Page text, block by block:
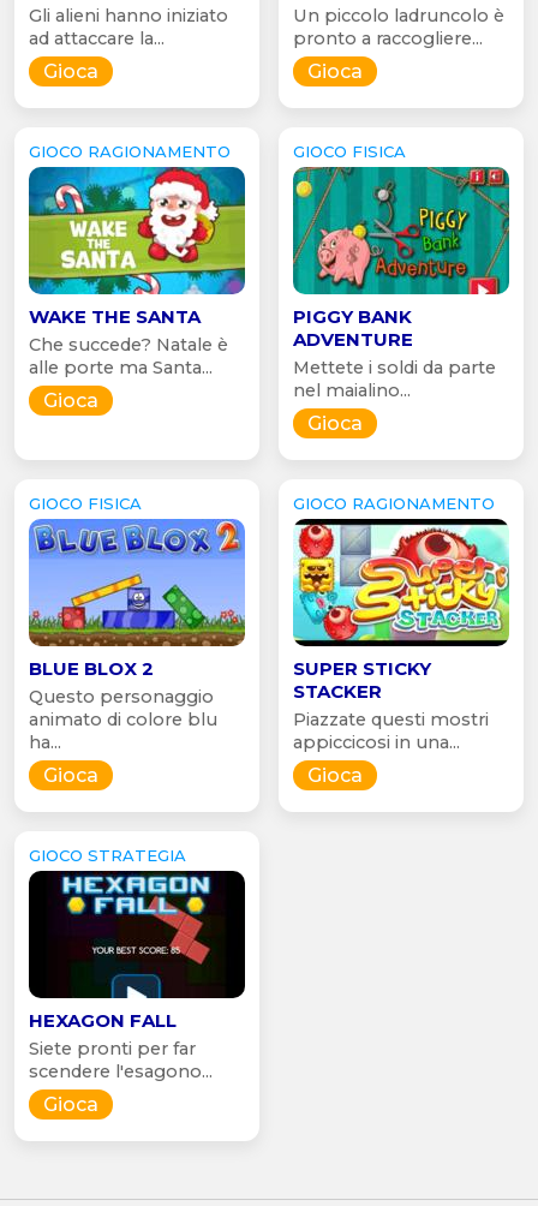
Gli alieni hanno iniziato
ad attaccare la...
Gioca
Un piccolo ladruncolo è
pronto a raccogliere...
Gioca
GIOCO RAGIONAMENTO
WAKE THE SANTA
Che succede? Natale è
alle porte ma Santa...
Gioca
GIOCO FISICA
PIGGY BANK
ADVENTURE
Mettete i soldi da parte
nel maialino...
Gioca
GIOCO FISICA
BLUE BLOX 2
Questo personaggio
animato di colore blu
ha...
Gioca
GIOCO RAGIONAMENTO
SUPER STICKY
STACKER
Piazzate questi mostri
appiccicosi in una...
Gioca
GIOCO STRATEGIA
HEXAGON FALL
Siete pronti per far
scendere l'esagono...
Gioca